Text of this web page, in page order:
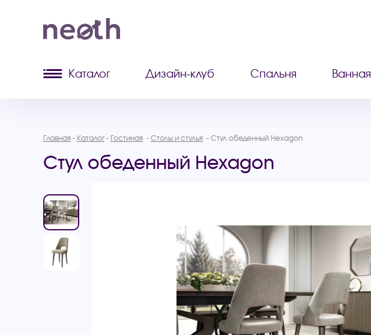
Каталог Дизайн-клуб Спальня Ванная
Главная Каталог Гостиная Столы и стулья Стул обеденный Hexagon
Стул обеденный Hexagon